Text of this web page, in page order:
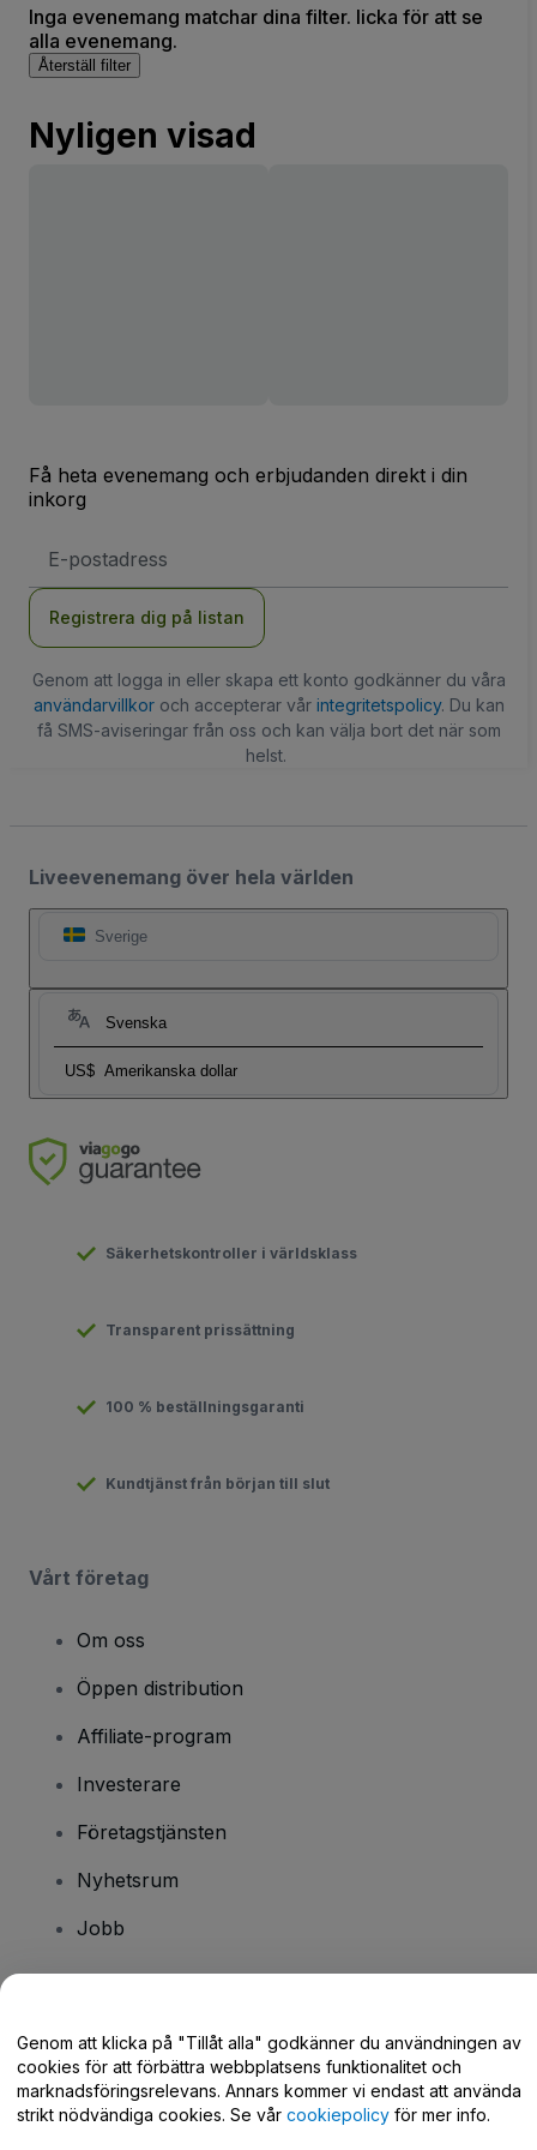
Inga evenemang matchar dina filter. licka för att se
alla evenemang.
Återställ filter
Nyligen visad
Få heta evenemang och erbjudanden direkt i din
inkorg
postadress
Registrera dig på listan
Genom att logga in eller skapa ett konto godkänner du våra
användarvillkoroch accepterar vår integritetspolicy. Du kan
få SMS-aviseringar från oss och kan välja bort det när som
helst.
Liveevenemang över hela världen
Sverige
Svenska
US$ Amerikanska dollar
Säkerhetskontroller i världsklass
Transparent prissättning
100 % beställningsgaranti
Kundtjänst från början till slut
Vårt företag
Om oss
Öppen distribution
Affiliate-program
Investerare
Företagstjänsten
Nyhetsrum
Jobb
Hjälpcenter / Kontakta oss
Genom att klicka på "Tillåt alla" godkänner du användningen av
cookies för att förbättra webbplatsens funktionalitet och
marknadsföringsrelevans. Annars kommer vi endast att använda
strikt nödvändiga cookies. Se vår cookiepolicy för mer info.